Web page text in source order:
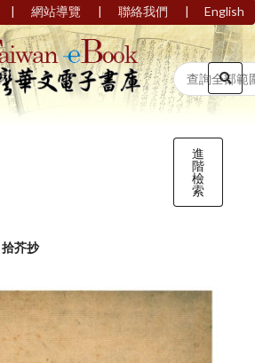
| 網站導覽 | 聯絡我們 | English
進
階
檢
索
拾芥抄